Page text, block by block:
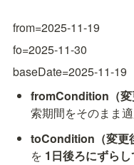
from=2025-11-19
fo=2025-11-30
baseDate=2025-11-19
fromCondition（変
索期間をそのまま適
toCondition（変更
を 1日後ろにずらし